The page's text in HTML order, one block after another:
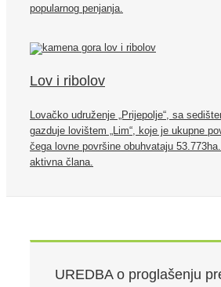
popularnog penjanja.
Lov i ribolov
Lovačko udruženje „Prijepolje“, sa
gazduje lovištem „Lim“, koje je ukupne
čega lovne površine obuhvataju
aktivna člana.
UREDBA o proglašenju